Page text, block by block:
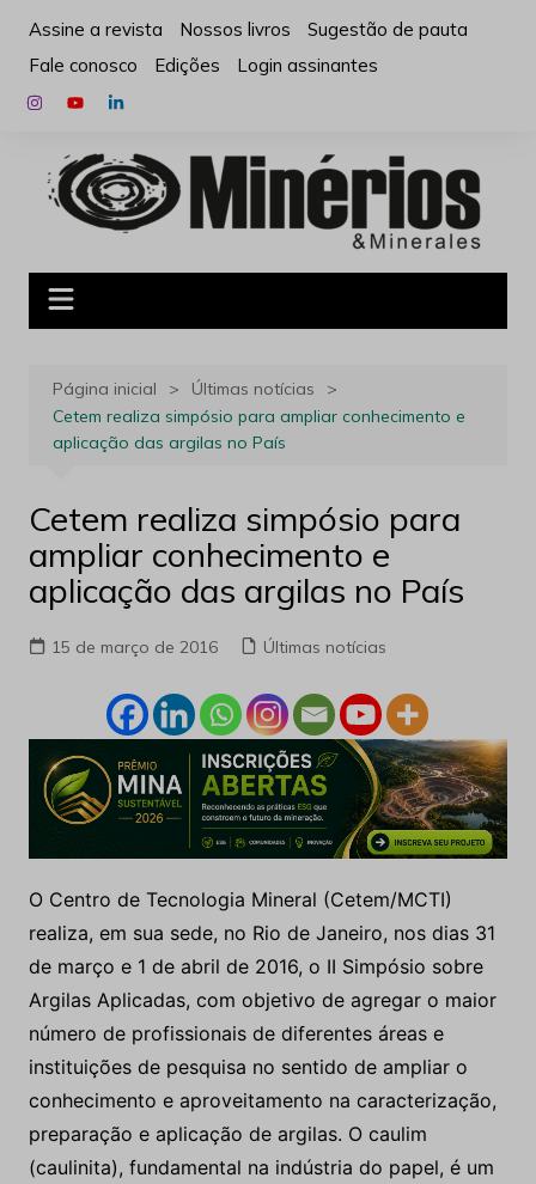
para
conteúdo
Assine a revista Nossos livros
Sugestão de pauta
Fale conosco
Edições Login assinantes
Página inicial
Últimas notícias
Cetem realiza simpósio para ampliar conhecimento e
aplicação das argilas no País
Cetem realiza simpósio para
ampliar conhecimento e
aplicação das argilas no País
15 de março de 2016 Últimas notícias
O Centro de Tecnologia Mineral (Cetem/MCTI)
realiza, em sua sede, no Rio de Janeiro, nos dias 31
de março e 1 de abril de 2016, o II Simpósio sobre
Argilas Aplicadas, com objetivo de agregar o maior
número de profissionais de diferentes áreas e
instituições de pesquisa no sentido de ampliar o
conhecimento e aproveitamento na caracterização,
preparação e aplicação de argilas. O caulim
(caulinita), fundamental na indústria do papel, é um